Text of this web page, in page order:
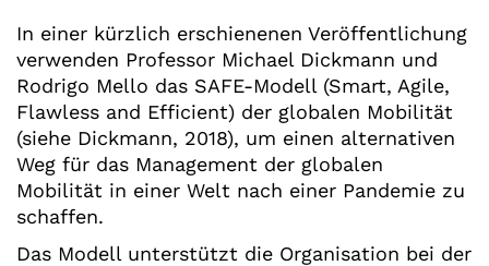
In einer kürzlich erschienenen Veröffentlichung
verwenden Professor Michael Dickmann und
Rodrigo Mello das SAFE-Modell (Smart, Agile,
Flawless and Efficient) der globalen Mobilität
(siehe Dickmann, 2018), um einen alternativen
Weg für das Management der globalen
Mobilität in einer Welt nach einer Pandemie zu
schaffen.
Das Modell unterstützt die Organisation bei der